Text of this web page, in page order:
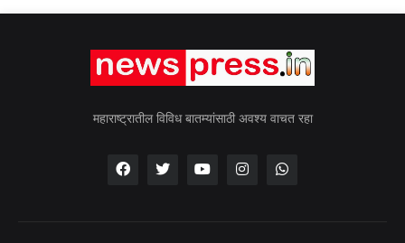
महाराष्ट्रातील विविध बातम्यांसाठी अवश्य वाचत रहा